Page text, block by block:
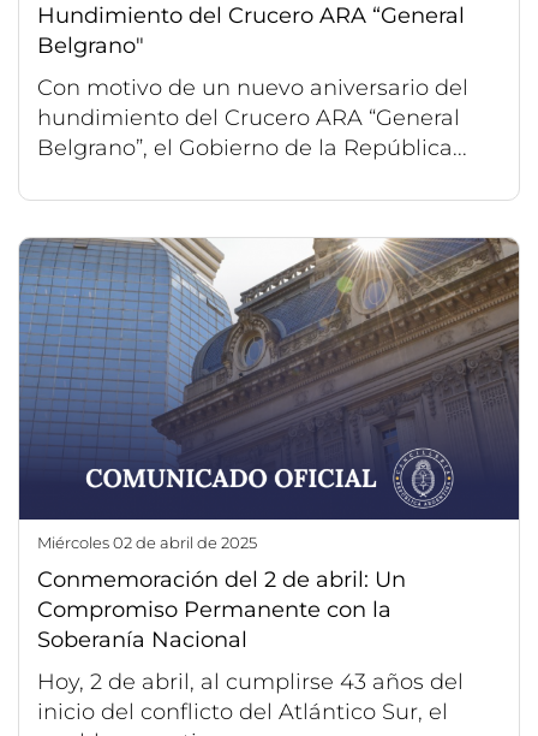
Hundimiento del Crucero ARA “General
Belgrano"
Con motivo de un nuevo aniversario del
hundimiento del Crucero ARA “General
Belgrano”, el Gobierno de la República...
miércoles 02 de abril de 2025
Conmemoración del 2 de abril: Un
Compromiso Permanente con la
Soberanía Nacional
Hoy, 2 de abril, al cumplirse 43 años del
inicio del conflicto del Atlántico Sur, el